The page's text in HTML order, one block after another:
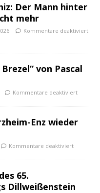
Der Mann hinter
mehr
Kommentare deaktiviert
von Pascal
Kommentare deaktiviert
Enz wieder
Kommentare deaktiviert
65.
Dillweißenstein